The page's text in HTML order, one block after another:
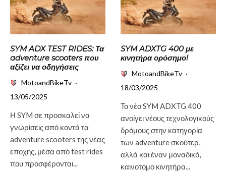
SYM ADX TEST RIDES: Τα
adventure scooters που
αξίζει να οδηγήσεις
MotoandBikeTv ·
13/05/2025
Η SYM σε προσκαλεί να
γνωρίσεις από κοντά τα
adventure scooters της νέας
εποχής, μέσα από test rides
που προσφέρονται...
SYM ADXTG 400 με
κινητήρα ορόσημο!
MotoandBikeTv ·
18/03/2025
Το νέο SYM ADXTG 400
ανοίγει νέους τεχνολογικούς
δρόμους στην κατηγορία
των adventure σκούτερ,
αλλά και έναν μοναδικό,
καινοτόμο κινητήρα...